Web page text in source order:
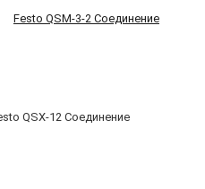
Festo QSM-3-2 Соединение